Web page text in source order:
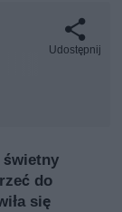
Udostępnij
świetny
do
się